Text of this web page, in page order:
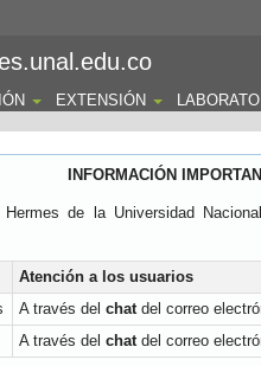
EXTENSIÓN
INFORMACIÓN
de la Universidad
Atención a los usuarios
A través del chatdel correo
A través del chatdel correo